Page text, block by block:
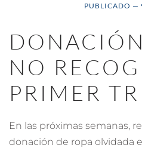
PUBLICADO —
NO
PRIMER
En las próximas semanas,
donación de ropa olvidada